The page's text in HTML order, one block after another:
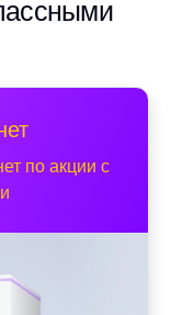
по акции с